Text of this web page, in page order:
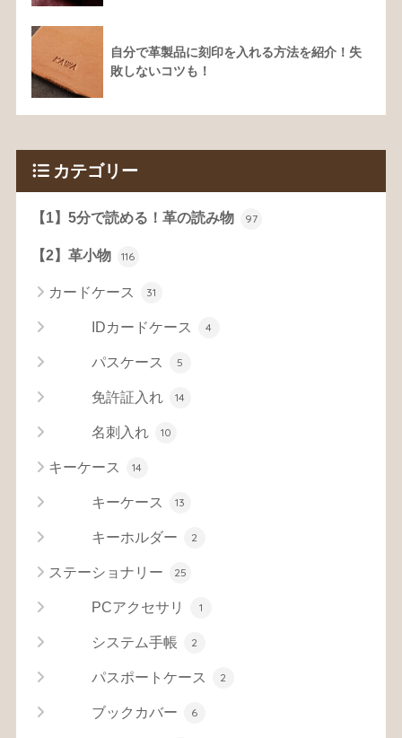
自分で革製品に刻印を入れる方法を紹介！失
敗しないコツも！
カテゴリー
【1】5分で読める！革の読み物 97
【2】革小物 116
カードケース 31
IDカードケース 4
パスケース 5
免許証入れ 14
名刺入れ 10
キーケース 14
キーケース 13
キーホルダー 2
ステーショナリー 25
PCアクセサリ 1
システム手帳 2
パスポートケース 2
ブックカバー 6